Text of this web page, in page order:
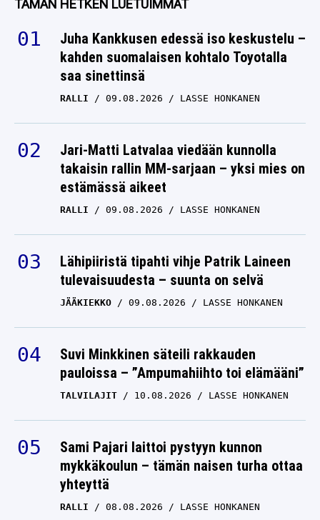
ADRIAN NEWEY
17.06.2024
LASSE HONKANEN
jymykaappaus – tässäkö
Red Bull -ässän seuraava
talli?
ADRIAN NEWEY
30.05.2024
LASSE HONKANEN
halutessaan lähteä Red
Bullilta
ADRIAN NEWEY
07.05.2024
F1: Max Verstappen
harmitteli Adrian Neweyn
lähtöä ja vähätteli
edes ymmärrä, mitä hän
oikeasti teki”
ADRIAN NEWEY
04.05.2024
ANTTI METSÄLÄ
TÄMÄN HETKEN LUETUIMMAT
Juha Kankkusen edessä iso keskustelu –
kahden suomalaisen kohtalo Toyotalla
saa sinettinsä
RALLI 09.08.2026 LASSE HONKANEN
Jari-Matti Latvalaa viedään kunnolla
takaisin rallin MM-sarjaan – yksi mies on
estämässä aikeet
RALLI 09.08.2026 LASSE HONKANEN
Lähipiiristä tipahti vihje Patrik Laineen
tulevaisuudesta – suunta on selvä
JÄÄKIEKKO 09.08.2026 LASSE HONKANEN
Suvi Minkkinen säteili rakkauden
pauloissa – ”Ampumahiihto toi elämääni”
TALVILAJIT 10.08.2026 LASSE HONKANEN
Sami Pajari laittoi pystyyn kunnon
mykkäkoulun – tämän naisen turha ottaa
yhteyttä
RALLI 08.08.2026 LASSE HONKANEN